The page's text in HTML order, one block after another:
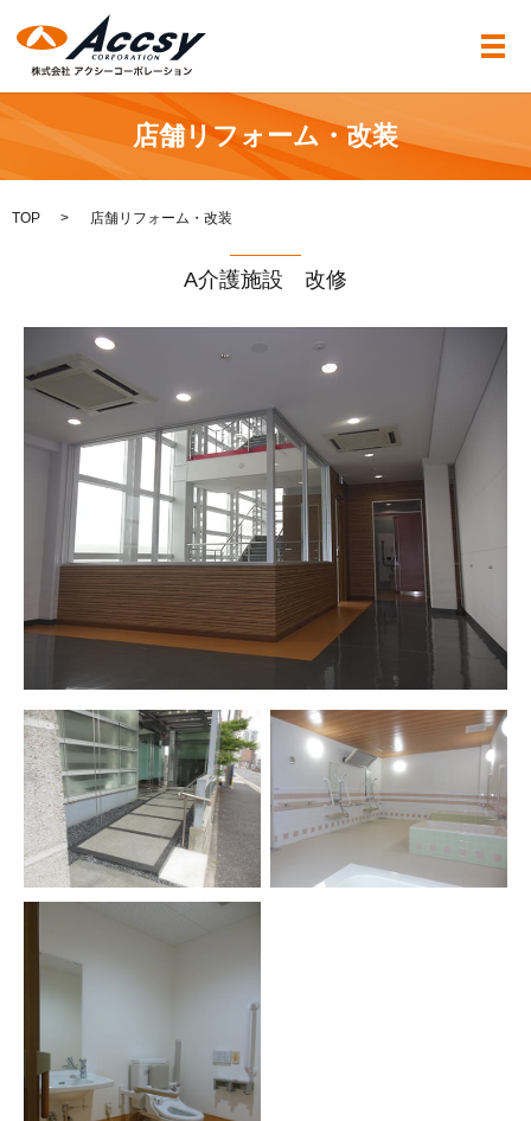
メ
店舗リフォーム・改装
TOP 店舗リフォーム・改装
A介護施設 改修